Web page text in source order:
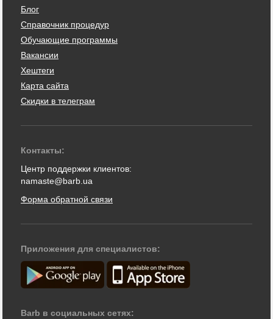
Блог
Справочник процедур
Обучающие программы
Вакансии
Хештеги
Карта сайта
Скидки в телеграм
Контакты:
Центр поддержки клиентов:
namaste@barb.ua
Форма обратной связи
Приложения для специалистов:
Barb в социальных сетях: